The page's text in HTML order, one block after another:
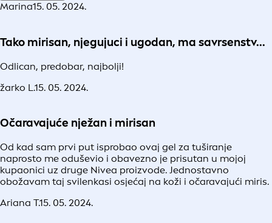
Marina15. 05. 2024.
Tako mirisan, njegujuci i ugodan, ma savrsenstv...
Odlican, predobar, najbolji!
žarko L.15. 05. 2024.
Očaravajuće nježan i mirisan
Od kad sam prvi put isprobao ovaj gel za tuširanje
naprosto me oduševio i obavezno je prisutan u mojoj
kupaonici uz druge Nivea proizvode. Jednostavno
obožavam taj svilenkasi osjećaj na koži i očaravajući miris.
Ariana T.15. 05. 2024.